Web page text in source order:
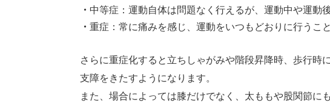
中等症：運動自体は問題なく行えるが、運動中や運動
重症：常に痛みを感じ、運動をいつもどおりに行うこ
さらに重症化すると立ちしゃがみや階段昇降時、歩行時
支障をきたすようになります。
また、場合によっては膝だけでなく、太ももや股関節に